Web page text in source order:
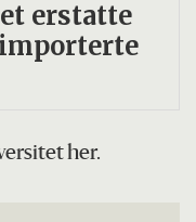
erstatte
her.